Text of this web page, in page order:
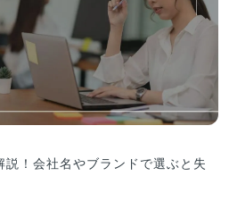
！会社名やブランドで選ぶと失